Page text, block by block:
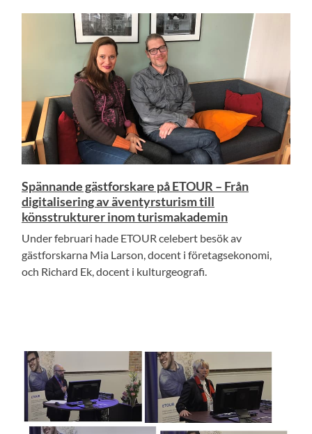
Spännande gästforskare på ETOUR – Från
digitalisering av äventyrsturism till
könsstrukturer inom turismakademin
Under februari hade ETOUR celebert besök av
gästforskarna Mia Larson, docent i företagsekonomi,
och Richard Ek, docent i kulturgeografi.